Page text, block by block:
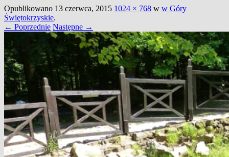
Opublikowano 13 czerwca, 2015 1024 × 768 w w Góry
Świętokrzyskie.
← Poprzednie Następne →